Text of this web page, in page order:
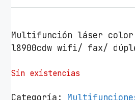
Multifunción láser
l8900cdw wifi/ fax/
Sin existencias
Categoría: